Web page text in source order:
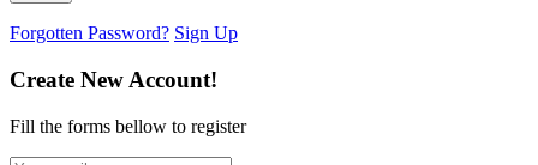
Forgotten Password? Sign Up
Create New Account!
Fill the forms bellow to register